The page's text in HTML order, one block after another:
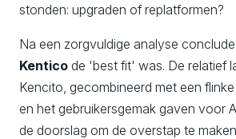
stonden: upgraden of replatformen?
Na een zorgvuldige analyse
Kentico de 'best fit' was. De relatief
Kencito, gecombineerd met een
en het gebruikersgemak gaven voor
de doorslag om de overstap te